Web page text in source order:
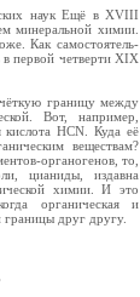
наук Ещё в XVIII
минераль­ной химии.
Как самостоятель­
первой четверти XIX
границу между
Вот, например,
кислота HCN. Куда её
веществам?
органогенов, то,
цианиды, из­давна
химии. И это
орга­ническая и
друг другу.